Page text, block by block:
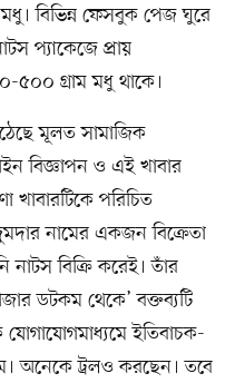
বিভিন্ন ফেসবুক পেজ ঘুরে
প্যাকেজে প্রায়
৫০০ গ্রাম মধু থাকে।
মূলত সামাজিক
বিজ্ঞাপন ও এই খাবার
খাবারটিকে পরিচিত
নামের একজন বিক্রেতা
নাটস বিক্রি করেই। তাঁর
ডটকম থেকে’ বক্তব্যটি
ইতিবাচক-
অনেকে ট্রলও করছেন। তবে